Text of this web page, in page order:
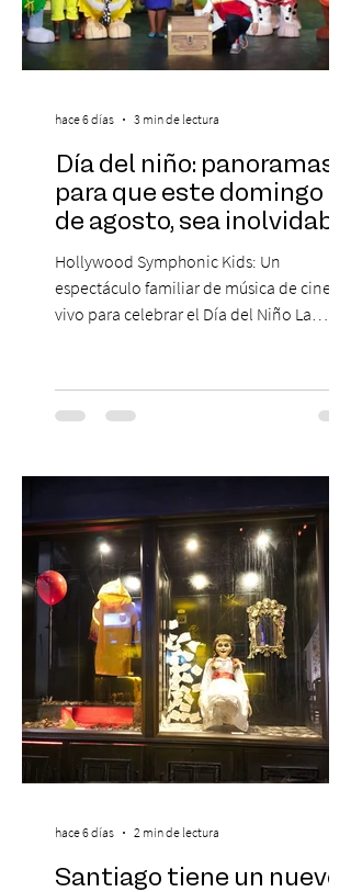
Día del niño: panoramas
para que este domingo 09
de agosto, sea inolvidable
Hollywood Symphonic Kids: Un
espectáculo familiar de música de cine en
vivo para celebrar el Día del Niño La
musical única e inolvidable con motivo del
Día del Niño. El espectáculo Hollywood
de todos los tiempos en un concierto en
sinfónica en pleno, coro y una
sorprendente puesta en escena pensada
especialmente pa
hace 6 días 3 min de lectura
Santiago tiene un nuevo
hace 6 días 2 min de lectura